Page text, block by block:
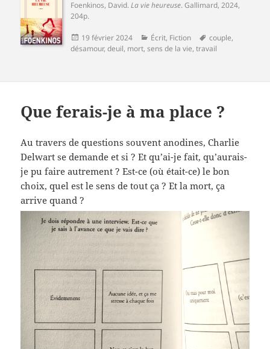
Foenkinos, David.La vie heureuse.Gallimard, 2024,
204p.
Publié
le
19 février 2024 Catégories
Écrit, Fiction
Mots-
clés
couple,
désamour, deuil, mort, sens de la vie, travail
Que ferais-je à ma place ?
Au travers de questions souvent anodines, Charlie
Delwart se demande et si ? Et qu’ai-je fait, qu’aurais-
je pu faire autrement ? Est-ce (où était-ce) le bon
choix, quel est le sens de tout ça ? Et la mort, ça
arrive quand ?